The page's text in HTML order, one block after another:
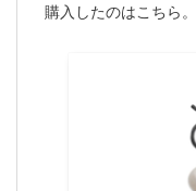
購入したのはこちら。